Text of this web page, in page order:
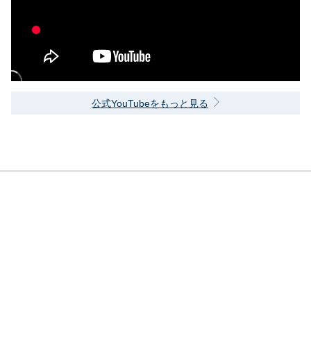
公式YouTubeをもっと見る